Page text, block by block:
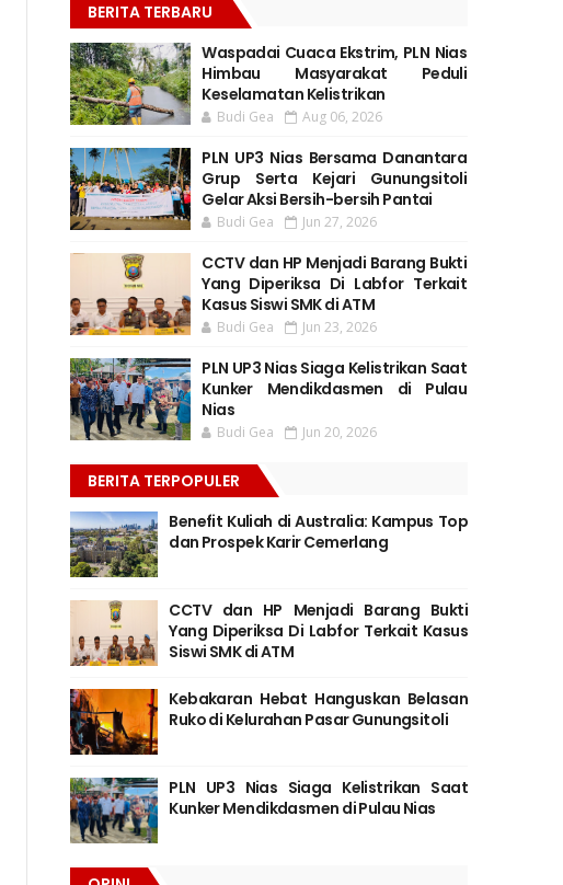
BERITA TERBARU
Waspadai Cuaca Ekstrim, PLN Nias
Himbau Masyarakat Peduli
Keselamatan Kelistrikan
Budi Gea Aug 06, 2026
PLN UP3 Nias Bersama Danantara
Grup Serta Kejari Gunungsitoli
Gelar Aksi Bersih-bersih Pantai
Budi Gea Jun 27, 2026
CCTV dan HP Menjadi Barang Bukti
Yang Diperiksa Di Labfor Terkait
Kasus Siswi SMK di ATM
Budi Gea Jun 23, 2026
PLN UP3 Nias Siaga Kelistrikan Saat
Kunker Mendikdasmen di Pulau
Nias
Budi Gea Jun 20, 2026
BERITA TERPOPULER
Benefit Kuliah di Australia: Kampus Top
dan Prospek Karir Cemerlang
CCTV dan HP Menjadi Barang Bukti
Yang Diperiksa Di Labfor Terkait Kasus
Siswi SMK di ATM
Kebakaran Hebat Hanguskan Belasan
Ruko di Kelurahan Pasar Gunungsitoli
PLN UP3 Nias Siaga Kelistrikan Saat
Kunker Mendikdasmen di Pulau Nias